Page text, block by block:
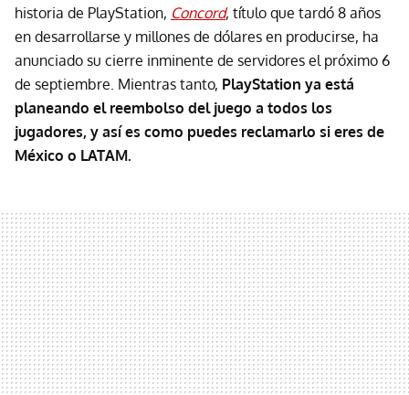
historia de PlayStation, Concord, título que tardó 8 años
en desarrollarse y millones de dólares en producirse, ha
anunciado su cierre inminente de servidores el próximo 6
de septiembre. Mientras tanto, PlayStation ya está
planeando el reembolso del juego a todos los
jugadores, y así es como puedes reclamarlo si eres de
México o LATAM.